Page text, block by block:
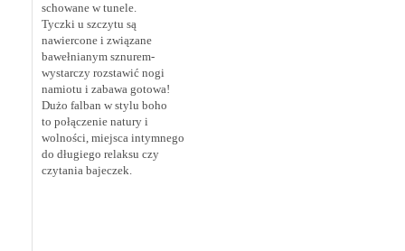
schowane w tunele.
Tyczki u szczytu są
nawiercone i związane
bawełnianym sznurem-
wystarczy rozstawić nogi
namiotu i zabawa gotowa!
Dużo falban w stylu boho
to połączenie natury i
wolności, miejsca intymnego
do długiego relaksu czy
czytania bajeczek.